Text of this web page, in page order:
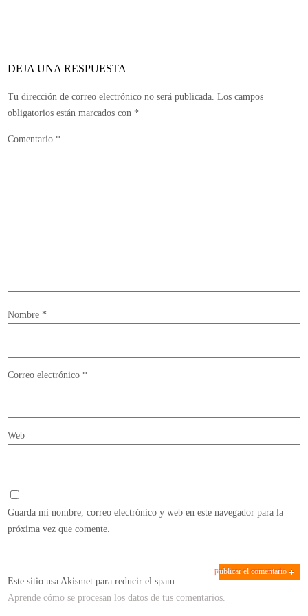
próxima
generación
sería
DEJA UNA RESPUESTA
Tu dirección de correo electrónico no será publicada. Los campos
obligatorios están marcados con *
Comentario *
Nombre *
Correo electrónico *
Web
Guarda mi nombre, correo electrónico y web en este navegador para la
próxima vez que comente.
Este sitio usa Akismet para reducir el spam.
Aprende cómo se procesan los datos de tus comentarios.